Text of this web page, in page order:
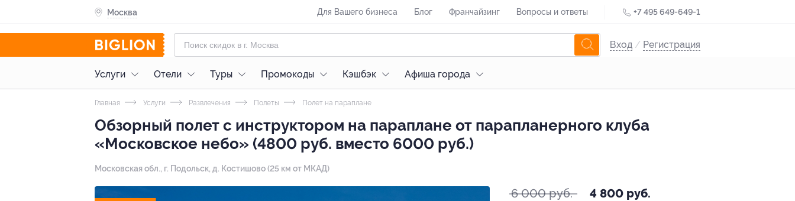
Москва Для Вашего бизнеса Блог Франчайзинг Вопросы и ответы +7 495 649-649-1
Вход / Регистрация
Услуги Отели Туры Промокоды Кэшбэк Афиша города
Главная Услуги Развлечения Полеты Полет на параплане
Обзорный полет с инструктором на параплане от парапланерного клуба
«Московское небо» (4800 руб. вместо 6000 руб.)
Московская обл., г. Подольск, д. Костишово (25 км от МКАД)
6 000 руб. 4 800 руб.